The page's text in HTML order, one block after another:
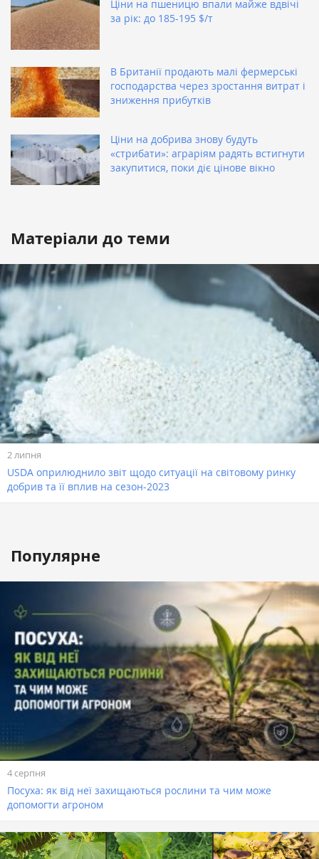
Ціни на пшеницю впали майже вдвічі
за рік: до 185-195 $/т
В Британії продають малі фермерські
господарства через зростання витрат і
зниження прибутків
Ціни на добрива знову будуть
«стрибати»: аграріям радять встигнути
закупитися, поки діє цінове вікно
Матеріали до теми
2 липня
USDA оприлюднило звіт щодо ситуації на світовому ринку
добрив та її вплив на сезон-2023
Популярне
4 серпня
Посуха: як від неї захищаються рослини та чим може
допомогти агроном